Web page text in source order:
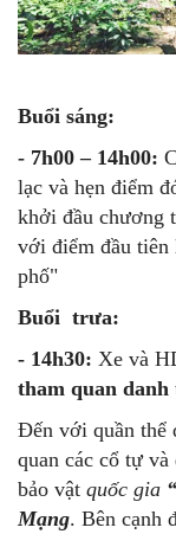
Buổi sáng:
- 7h00 – 14h00:
lạc và hẹn điểm
khởi đầu chương
với điểm đầu tiên
phố"
Buổi trưa:
- 14h30: Xe và
tham quan danh
Đến với quần thể
quan các cổ tự
bảo vật quốc gia
Mạng. Bên cạnh